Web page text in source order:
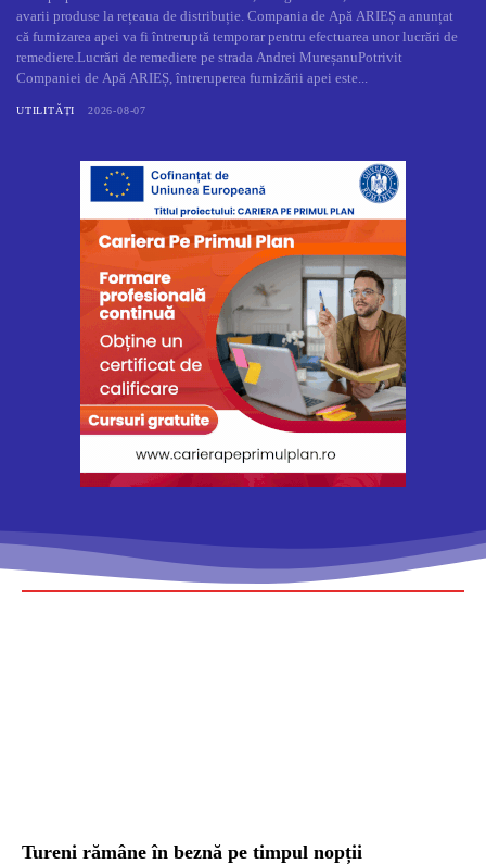
avarii produse la rețeaua de distribuție. Compania de Apă ARIEȘ a anunțat
că furnizarea apei va fi întreruptă temporar pentru efectuarea unor lucrări de
remediere.Lucrări de remediere pe strada Andrei MureșanuPotrivit
Companiei de Apă ARIEȘ, întreruperea furnizării apei este...
UTILITĂȚI 2026-08-07
Tureni rămâne în beznă pe timpul nopții